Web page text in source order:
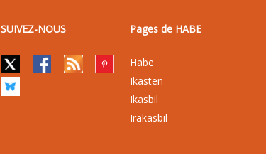
SUIVEZ-NOUS Pages de HABE
Habe
Ikasten
Ikasbil
Irakasbil